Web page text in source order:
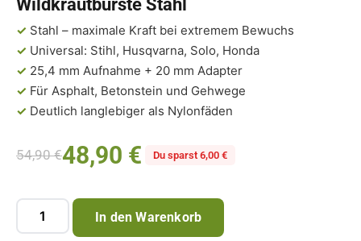
Wildkrautbürste Stahl
✓ Stahl – maximale Kraft bei extremem Bewuchs
✓ Universal: Stihl, Husqvarna, Solo, Honda
✓ 25,4 mm Aufnahme + 20 mm Adapter
✓ Für Asphalt, Betonstein und Gehwege
✓ Deutlich langlebiger als Nylonfäden
54,90€48,90 € Du sparst 6,00 €
In den Warenkorb